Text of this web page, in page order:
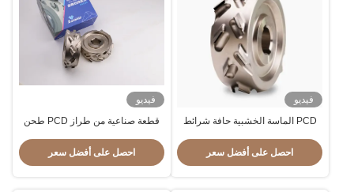
فيديو
PCD الماسة الخشبية حافة شرائط
احصل على أفضل سعر
فيديو
قطعة صناعية من طراز PCD طحن
احصل على أفضل سعر